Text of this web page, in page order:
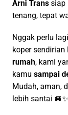
Arni Trans siap
tenang, tepat
Nggak perlu
koper sendirian
rumah, kami
kamu sampai
Mudah, aman,
lebih santai 🚐✨